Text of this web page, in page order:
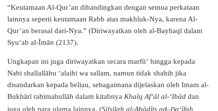
“Keutamaan Al-Qur’an dibandingkan dengan semua perkataan
lainnya seperti keutamaan Rabb atas makhluk-Nya, karena Al-
Qur’an berasal dari-Nya.” (Diriwayatkan oleh al-Bayhaqī dalam
Syu‘ab al-Īmān (2137).
Ungkapan ini juga diriwayatkan secara marfū‘ hingga kepada
Nabi shallallāhu ‘alaihi wa sallam, namun tidak shahih jika
disandarkan kepada beliau, sebagaimana dijelaskan oleh Imam al-
Bukhārī ra ḥimahullāh dalam kitabnya Khalq Af‘āl al-‘Ibād dan
juga oleh para ulama lainnya. (Silsilah al-A ādīts a – a‘īfah